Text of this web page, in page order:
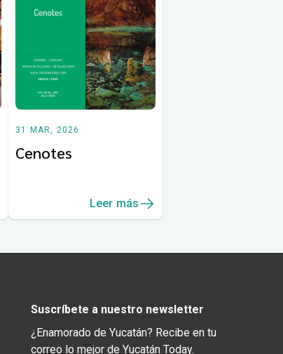
31 MAR, 2026
Cenotes
Leer más
Suscríbete a nuestro newsletter
¿Enamorado de Yucatán? Recibe en tu
correo lo mejor de Yucatán Today.